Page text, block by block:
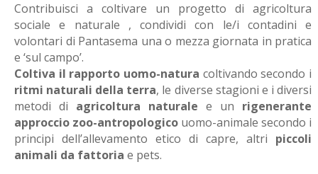
Contribuisci a coltivare un progetto di agricoltura
sociale e naturale , condividi con le/i contadini e
volontari di Pantasema una o mezza giornata in pratica
e ‘sul campo’.
Coltiva il rapporto uomo-natura coltivando secondo i
ritmi naturali della terra, le diverse stagioni e i diversi
metodi di agricoltura naturale e un rigenerante
approccio zoo-antropologico uomo-animale secondo i
principi dell’allevamento etico di capre, altri piccoli
animali da fattoria e pets.